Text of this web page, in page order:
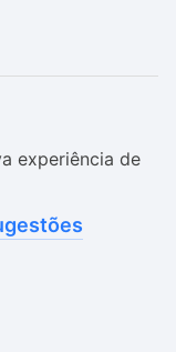
experiência de